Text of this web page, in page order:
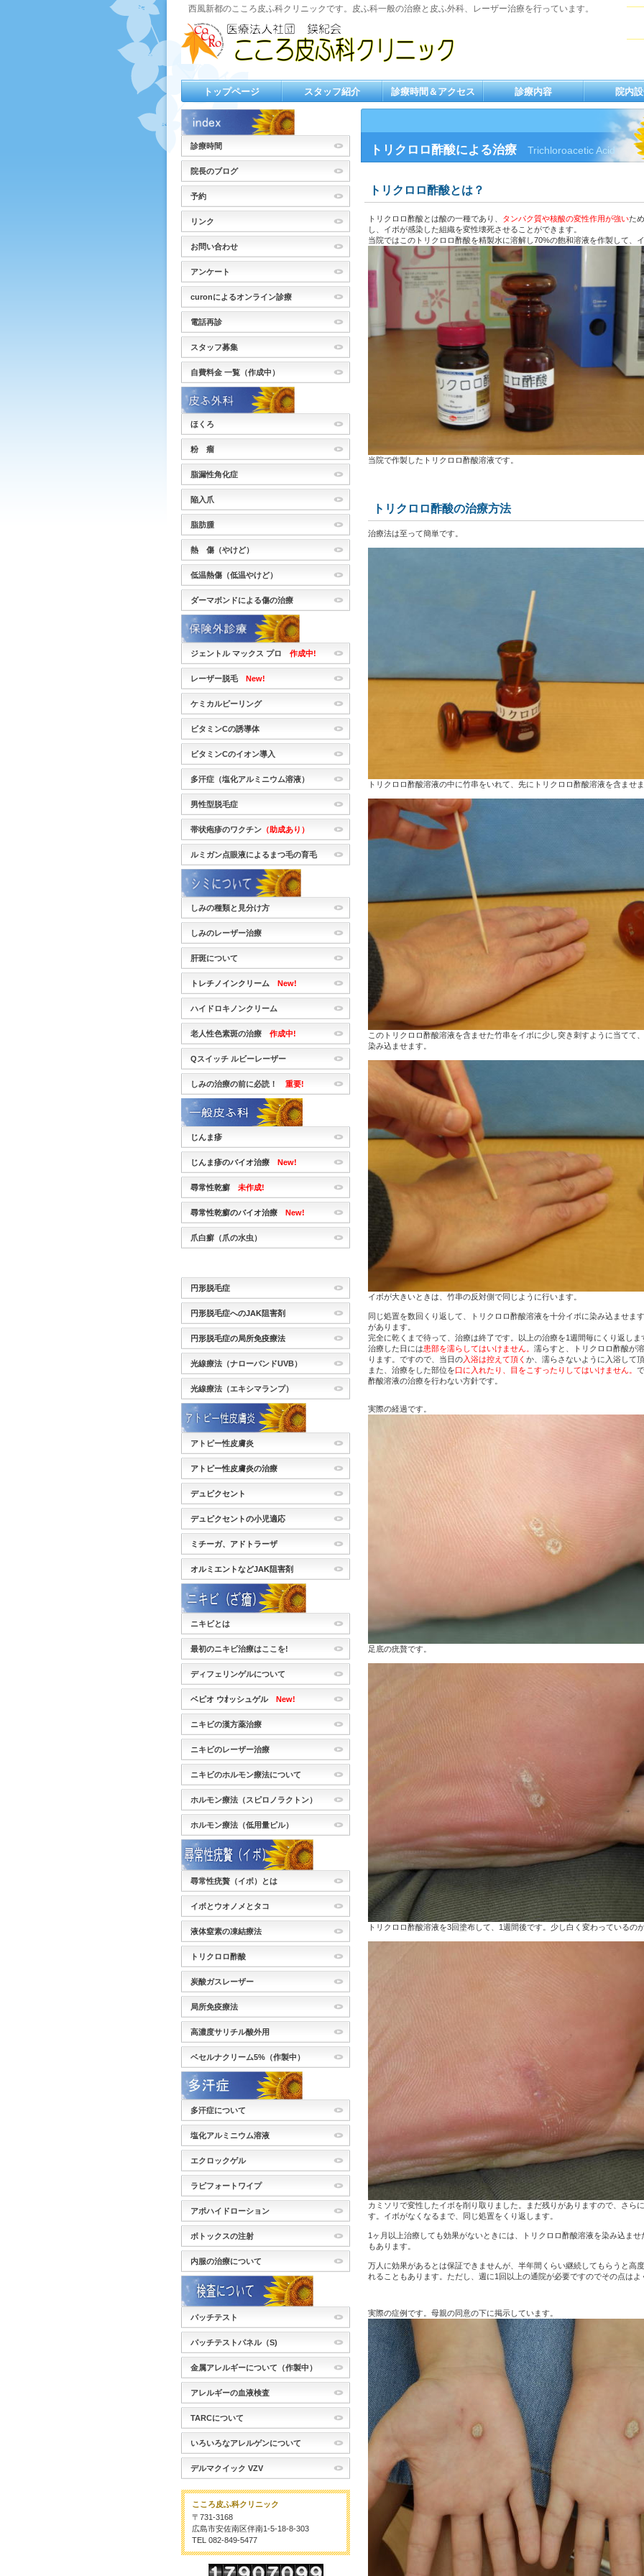
西風新都のこころ皮ふ科クリニックです。皮ふ科一般の治療と皮ふ外科、レーザー治療を行っています。
トリクロロ酢酸による治療 Trichloroacetic Acid
トリクロロ酢酸とは？
トリクロロ酢酸とは酸の一種であり、 タンパク質や核酸の変性作用が強いた
し、イボが感染した組織を変性壊死させることができます。
当院ではこのトリクロロ酢酸を精製水に溶解し70%の飽和溶液を作製して、
当院で作製したトリクロロ酢酸溶液です。
トリクロロ酢酸の治療方法
治療法は至って簡単です。
トリクロロ酢酸溶液の中に竹串をいれて、先にトリクロロ酢酸溶液を含ませ
このトリクロロ酢酸溶液を含ませた竹串をイボに少し突き刺すように当てて
染み込ませます。
イボが大きいときは、竹串の反対側で同じように行います。
同じ処置を数回くり返して、トリクロロ酢酸溶液を十分イボに染み込ませま
があります。
完全に乾くまで待って、治療は終了です。以上の治療を1週間毎にくり返しま
治療した日には患部を濡らしてはいけません。 濡らすと、トリクロロ酢酸が
ります。ですので、当日の入浴は控えて頂く か、濡らさないように入浴して
また、治療をした部位を口に入れたり、目をこすったりしてはいけません。
酢酸溶液の治療を行わない方針です。
実際の経過です。
足底の疣贅です。
トリクロロ酢酸溶液を3回塗布して、1週間後です。少し白く変わっているの
カミソリで変性したイボを削り取りました。まだ残りがありますので、さら
す。イボがなくなるまで、同じ処置をくり返します。
1ヶ月以上治療しても効果がないときには、トリクロロ酢酸溶液を染み込ま
もあります。
万人に効果があるとは保証できませんが、半年間くらい継続してもらうと高
れることもあります。ただし、週に1回以上の通院が必要ですのでその点は
実際の症例です。母親の同意の下に掲示しています。
トップページ スタッフ紹介 診療時間＆アクセス 診療内容 院内
診療時間
院長のブログ
予約
リンク
お問い合わせ
アンケート
curonによるオンライン診療
電話再診
スタッフ募集
自費料金 一覧（作成中）
ほくろ
粉 瘤
脂漏性角化症
陥入爪
脂肪腫
熱 傷（やけど）
低温熱傷（低温やけど）
ダーマボンドによる傷の治療
ジェントル マックス プロ 作成中!
レーザー脱毛New!
ケミカルピーリング
ビタミンCの誘導体
ビタミンCのイオン導入
多汗症（塩化アルミニウム溶液）
男性型脱毛症
帯状疱疹のワクチン （助成あり）
ルミガン点眼液によるまつ毛の育毛
しみの種類と見分け方
しみのレーザー治療
肝斑について
トレチノインクリーム New!
ハイドロキノンクリーム
老人性色素斑の治療 作成中!
Qスイッチ ルビーレーザー
しみの治療の前に必読！ 重要!
じんま疹
じんま疹のバイオ治療 New!
尋常性乾癬 未作成!
尋常性乾癬のバイオ治療 New!
爪白癬（爪の水虫）
円形脱毛症
円形脱毛症へのJAK阻害剤
円形脱毛症の局所免疫療法
光線療法（ナローバンドUVB）
光線療法（エキシマランプ）
アトピー性皮膚炎
アトピー性皮膚炎の治療
デュピクセント
デュピクセントの小児適応
ミチーガ、アドトラーザ
オルミエントなどJAK阻害剤
ニキビとは
最初のニキビ治療はここを!
ディフェリンゲルについて
ベピオ ウｵッシュゲルNew!
ニキビの漢方薬治療
ニキビのレーザー治療
ニキビのホルモン療法について
ホルモン療法（スピロノラクトン）
ホルモン療法（低用量ピル）
尋常性疣贅（イボ）とは
イボとウオノメとタコ
液体窒素の凍結療法
トリクロロ酢酸
炭酸ガスレーザー
局所免疫療法
高濃度サリチル酸外用
ベセルナクリーム5%（作製中）
多汗症について
塩化アルミニウム溶液
エクロックゲル
ラピフォートワイプ
アポハイドローション
ボトックスの注射
内服の治療について
パッチテスト
パッチテストパネル（S)
金属アレルギーについて（作製中）
アレルギーの血液検査
TARCについて
いろいろなアレルゲンについて
デルマクイック VZV
こころ皮ふ科クリニック
〒731-3168
広島市安佐南区伴南1-5-18-8-303
TEL 082-849-5477